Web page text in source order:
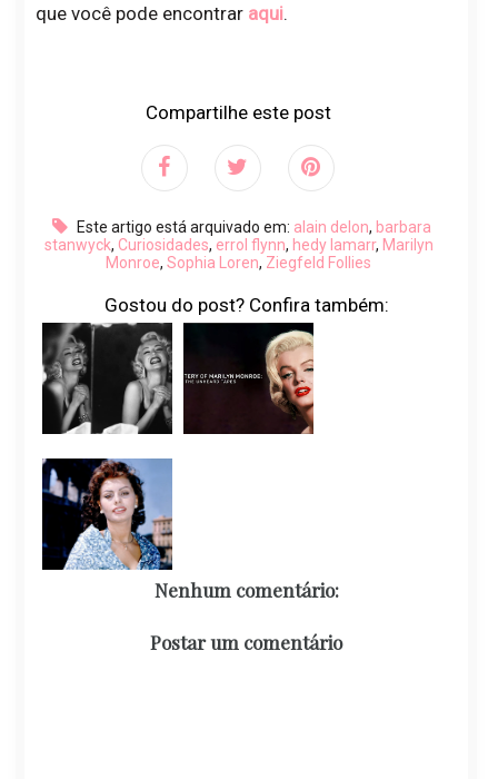
que você pode encontrar aqui.
Compartilhe este post
Este artigo está arquivado em: alain delon, barbara
stanwyck, Curiosidades, errol flynn, hedy lamarr, Marilyn
Monroe, Sophia Loren, Ziegfeld Follies
Gostou do post? Confira também:
Nenhum comentário:
Postar um comentário